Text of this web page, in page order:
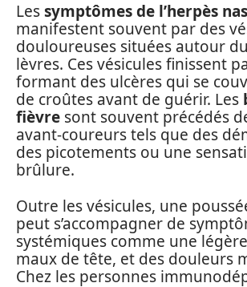
Lessymptômes de l’herpès
manifestent souvent par des
douloureuses situées autour
lèvres. Ces vésicules finissent
formant des ulcères qui se
de croûtes avant de guérir. Les
fièvre sont souvent précédés
avant-coureurs tels que des
des picotements ou une
brûlure.
Outre les vésicules, une
peut s’accompagner de
systémiques comme une
maux de tête, et des douleurs
Chez les personnes